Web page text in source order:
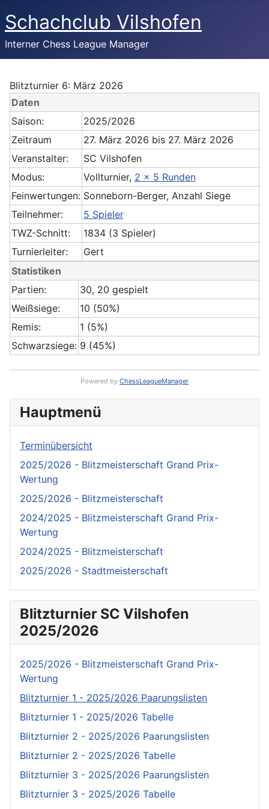
Schachclub Vilshofen
Interner Chess League Manager
Blitzturnier 6: März 2026
Daten
Saison:
2025/2026
Zeitraum
27. März 2026 bis 27. März 2026
Veranstalter:
SC Vilshofen
Modus:
Vollturnier, 2 x 5 Runden
Feinwertungen: Sonneborn-Berger, Anzahl Siege
Teilnehmer:
5 Spieler
TWZ-Schnitt:
1834 (3 Spieler)
Turnierleiter:
Gert
Statistiken
Partien:
30, 20 gespielt
Weißsiege:
10 (50%)
Remis:
1 (5%)
Schwarzsiege: 9 (45%)
Powered by ChessLeagueManager
Hauptmenü
Terminübersicht
2025/2026 - Blitzmeisterschaft Grand Prix-
Wertung
2025/2026 - Blitzmeisterschaft
2024/2025 - Blitzmeisterschaft Grand Prix-
Wertung
2024/2025 - Blitzmeisterschaft
2025/2026 - Stadtmeisterschaft
Blitzturnier SC Vilshofen
2025/2026
2025/2026 - Blitzmeisterschaft Grand Prix-
Wertung
Blitzturnier 1 - 2025/2026 Paarungslisten
Blitzturnier 1 - 2025/2026 Tabelle
Blitzturnier 2 - 2025/2026 Paarungslisten
Blitzturnier 2 - 2025/2026 Tabelle
Blitzturnier 3 - 2025/2026 Paarungslisten
Blitzturnier 3 - 2025/2026 Tabelle